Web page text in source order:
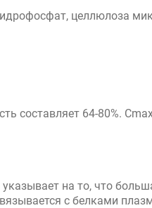
целлюлоза
составляет 64-80%.
на то, что
с белками